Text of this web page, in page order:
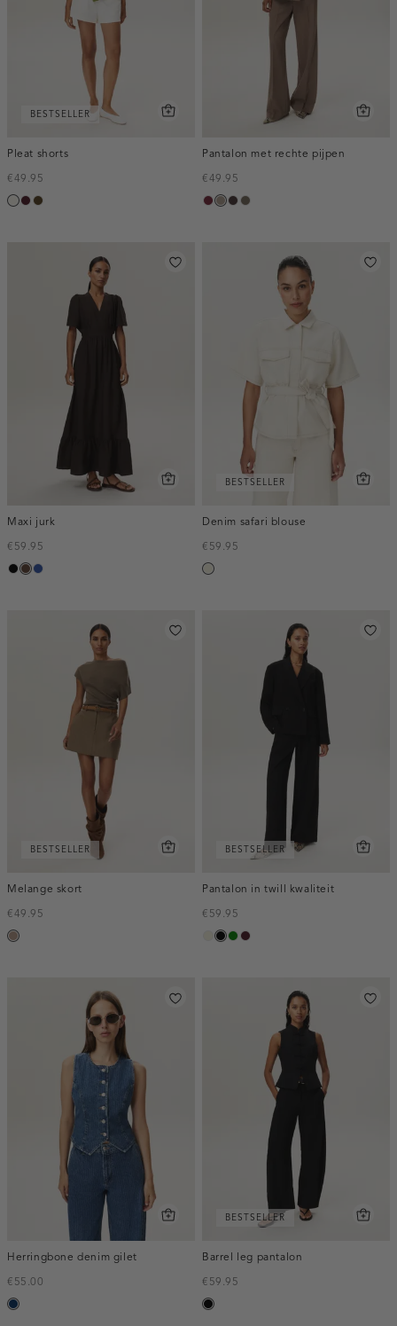
BESTSELLER
Pleat shorts
€49.95
creme,
pruim,
toffee
Pantalon met rechte pijpen
€49.95
bordeaux,
taupe,
choco,
bruin
Maxi jurk
€59.95
zwart
donkerbruin
kobaltblauw
BESTSELLER
Denim safari blouse
€59.95
ecru
BESTSELLER
Melange skort
€49.95
taupe,
BESTSELLER
Pantalon in twill kwaliteit
€59.95
ecru
zwart
groenpruim,
Herringbone denim gilet
€55.00
blauw,
BESTSELLER
Barrel leg pantalon
€59.95
zwart